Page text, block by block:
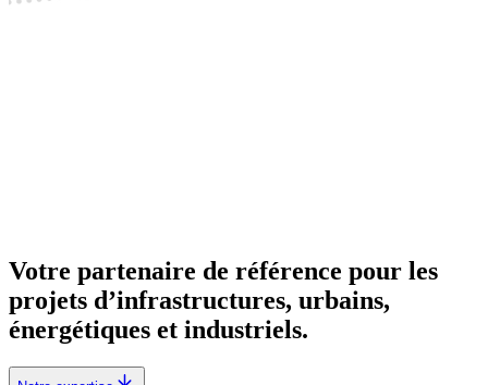
Votre partenaire de référence pour les
projets d’infrastructures, urbains,
énergétiques et industriels.